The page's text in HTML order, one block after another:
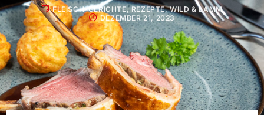
FLEISCH-GERICHTE,REZEPTE,WILD & LAMM
DEZEMBER 21, 2023